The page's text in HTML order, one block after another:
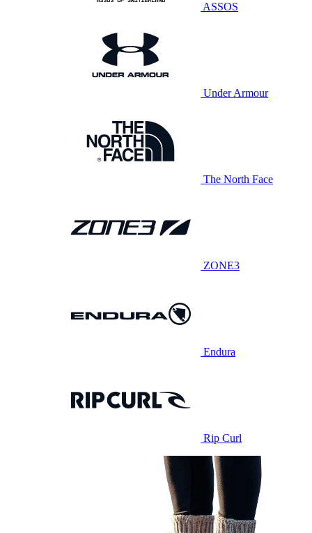
ASSOS
Under Armour
The North Face
ZONE3
Endura
Rip Curl